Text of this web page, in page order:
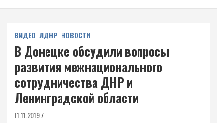
ВИДЕО ЛДНР НОВОСТИ
В Донецке обсудили вопросы
развития межнационального
сотрудничества ДНР и
Ленинградской области
11.11.2019